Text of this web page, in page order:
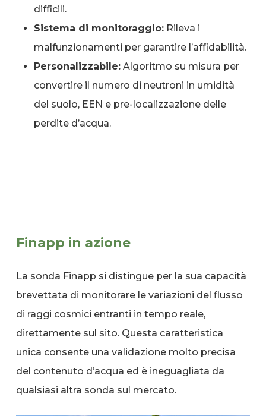
difficili.
Sistema di monitoraggio:Rileva i
malfunzionamenti per garantire l’affidabilità.
Personalizzabile:Algoritmo su misura per
convertire il numero di neutroni in umidità
del suolo, EEN e pre-localizzazione delle
perdite d’acqua.
Finapp in azione
La sonda Finapp si distingue per la sua capacità
brevettata di monitorare le variazioni del flusso
di raggi cosmici entranti in tempo reale,
direttamente sul sito. Questa caratteristica
unica consente una validazione molto precisa
del contenuto d’acqua ed è ineguagliata da
qualsiasi altra sonda sul mercato.